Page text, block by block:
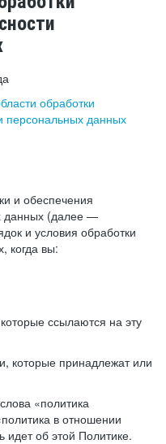
обработки
персональных данных
и обеспечения
данных (далее —
и условия обработки
когда вы:
ссылаются на эту
которые принадлежат или
«политика
в отношении
идет об этой Политике.